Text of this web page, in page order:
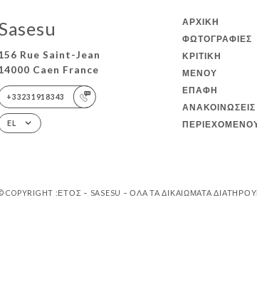
Rue Saint-Jean
Caen France
+33231918343
EL
ΑΡΧΙΚΉ
ΦΩΤΟΓΡΑΦΊΕΣ
ΚΡΙΤΙΚΉ
ΜΕΝΟΎ
ΕΠΑΦΉ
COPYRIGHT :ΈΤΟΣ – SASESU – ΌΛΑ ΤΑ ΔΙΚΑΙΏΜΑΤΑ